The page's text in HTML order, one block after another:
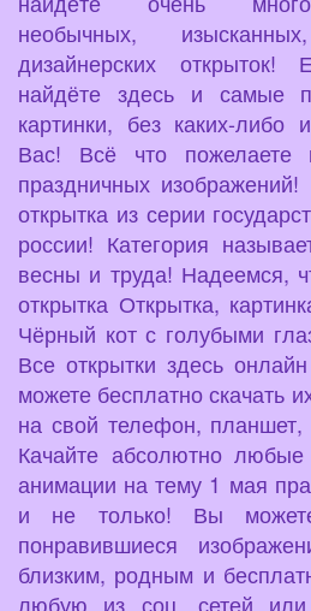
необычных,
дизайнерских
найдёте здесь и самые
картинки, без каких-
Вас! Всё что пожелаете
праздничных
открытка из серии
россии! Категория
весны и труда! Надеемся,
открытка Открытка,
Чёрный кот с голубыми
Все открытки здесь
можете бесплатно скачать
на свой телефон, планшет,
Качайте абсолютно любые
анимации на тему 1 мая
и не только! Вы
понравившиеся
близким, родным и
любую из соц. сетей или